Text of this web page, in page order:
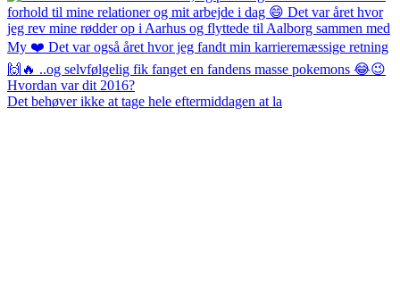
Det behøver ikke at tage hele eftermiddagen at la